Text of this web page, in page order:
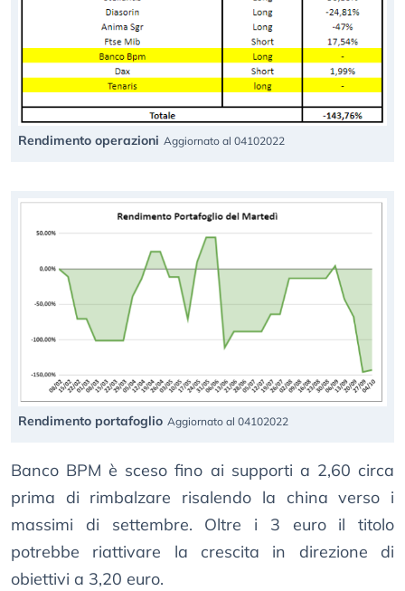
Rendimento operazioni Aggiornato al 04102022
Rendimento portafoglio Aggiornato al 04102022
Banco BPM è sceso fino ai supporti a 2,60 circa
prima di rimbalzare risalendo la china verso i
massimi di settembre. Oltre i 3 euro il titolo
potrebbe riattivare la crescita in direzione di
obiettivi a 3,20 euro.